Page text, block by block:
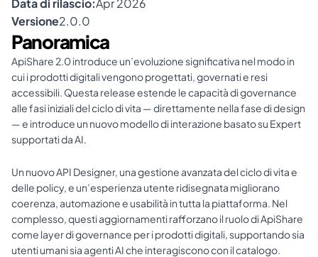
Data di rilascio:Apr 2026
Versione2.0.0
Panoramica
ApiShare 2.0 introduce un’evoluzione significativa nel modo in
cui i prodotti digitali vengono progettati, governati e resi
accessibili. Questa release estende le capacità di governance
alle fasi iniziali del ciclo di vita — direttamente nella fase di design
— e introduce un nuovo modello di interazione basato su Expert
supportati da AI.
Un nuovo API Designer, una gestione avanzata del ciclo di vita e
delle policy, e un’esperienza utente ridisegnata migliorano
coerenza, automazione e usabilità in tutta la piattaforma. Nel
complesso, questi aggiornamenti rafforzano il ruolo di ApiShare
come layer di governance per i prodotti digitali, supportando sia
utenti umani sia agenti AI che interagiscono con il catalogo.